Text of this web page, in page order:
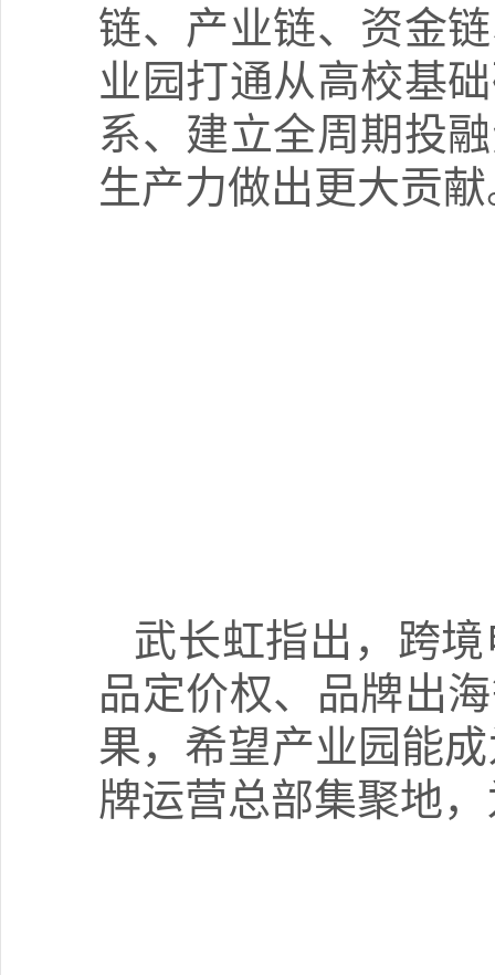
链、产业链、资金
业园打通从高校基
系、建立全周期投
生产力做出更大贡
武长虹指出，跨
品定价权、品牌出
果，希望产业园能
牌运营总部集聚地